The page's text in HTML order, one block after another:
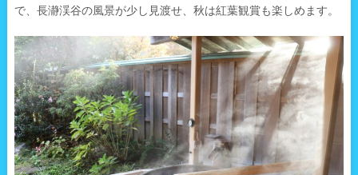
で、長瀞渓谷の風景が少し見渡せ、秋は紅葉観賞も楽しめます。